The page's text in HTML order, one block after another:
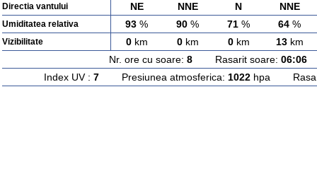
Directia vantului NE NNE N NNE
Umiditatea relativa 93 % 90 % 71 % 64 %
Vizibilitate 0km 0km 0km 13km
Nr. ore cu soare: 8Rasarit soare: 06:06
Index UV : 7Presiunea atmosferica: 1022hpa